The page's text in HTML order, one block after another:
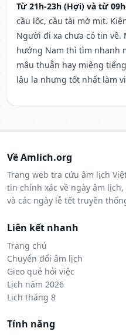
Từ 21h-23h (Hợi) và từ
cầu lộc, cầu tài mờ mịt.
Người đi xa chưa có tin về.
hướng Nam thì tìm nhanh
mâu thuẫn hay miệng
lâu la nhưng tốt nhất làm
Về Amlich.org
Trang web tra cứu âm lịch
tin chính xác về ngày âm
và các ngày lễ tết truyền
Liên kết nhanh
Trang chủ
Chuyển đổi âm lịch
Gieo quẻ hỏi việc
Lịch năm 2026
Lịch tháng 8
Tính năng